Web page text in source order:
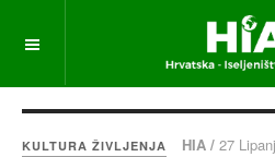
KULTURA ŽIVLJENJA HIA / 27